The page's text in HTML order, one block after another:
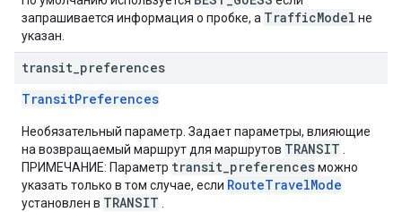
запрашивается информация о пробке, а TrafficModel не
указан.
transit preferences
TransitPreferences
Необязательный параметр. Задает параметры, влияющие
на возвращаемый маршрут для маршрутов TRANSIT
ПРИМЕЧАНИЕ: Параметр transit_preferencesможно
указать только в том случае, если RouteTravelMode
установлен в TRANSIT